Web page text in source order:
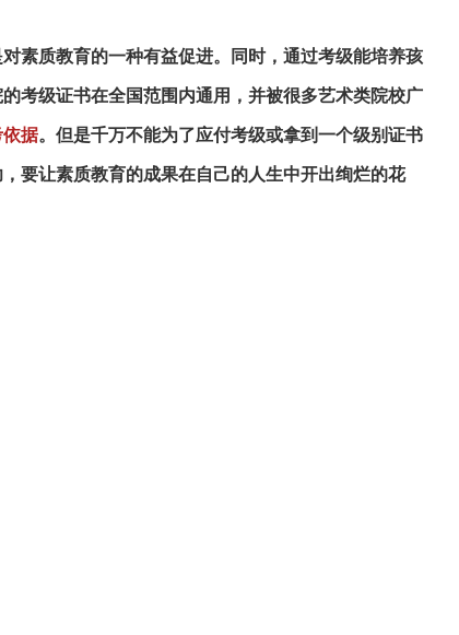
素质教育的一种有益促进。同时，通过考级能培养孩
考级证书在全国范围内通用，并被很多艺术类院校广
据。但是千万不能为了应付考级或拿到一个级别证书
要让素质教育的成果在自己的人生中开出绚烂的花